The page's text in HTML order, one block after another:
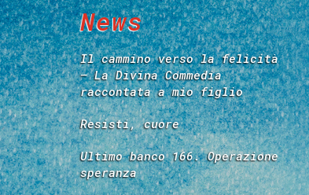
News
Il cammino verso la felicità
– La Divina Commedia
raccontata a mio figlio
Resisti, cuore
Ultimo banco 166. Operazione
speranza